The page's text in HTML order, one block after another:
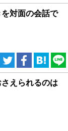
対面の会話で
えられるのは